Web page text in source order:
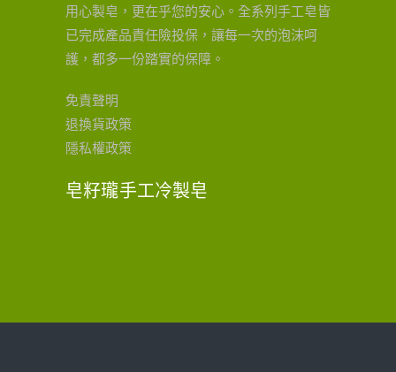
用心製皂，更在乎您的安心。全系列手工皂皆
已完成產品責任險投保，讓每一次的泡沫呵
護，都多一份踏實的保障。
免責聲明
退換貨政策
隱私權政策
皂籽瓏手工冷製皂